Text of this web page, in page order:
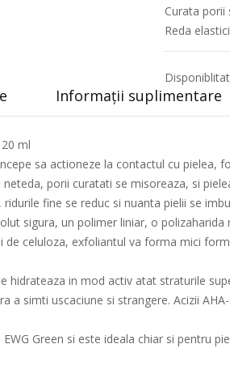
Curata porii
Reda
Informații suplimentare
ml
sa actioneze la contactul cu
porii curatati se misoreaza, si
fine se reduc si nuanta pielii se
sigura, un polimer liniar, o
celuloza, exfoliantul va forma mici
hidrateaza in mod activ atat straturile
a simti uscaciune si strangere. Acizii
Green si este ideala chiar si pentru